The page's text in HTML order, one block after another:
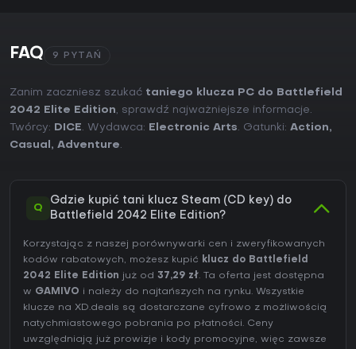
FAQ 9 PYTAŃ
Zanim zaczniesz szukać taniego klucza PC do Battlefield
2042 Elite Edition, sprawdź najważniejsze informacje.
Twórcy:
DICE. Wydawca: Electronic Arts. Gatunki: Action,
Casual , Adventure.
Q
Gdzie kupić tani klucz Steam (CD key) do
Battlefield 2042 Elite Edition?
Korzystając z naszej porównywarki cen i zweryfikowanych
kodów rabatowych, możesz kupić klucz do Battlefield
2042 Elite Edition już od 37,29 zł. Ta oferta jest dostępna
w GAMIVO i należy do najtańszych na rynku. Wszystkie
klucze na XD.deals są dostarczane cyfrowo z możliwością
natychmiastowego pobrania po płatności. Ceny
uwzględniają już prowizje i kody promocyjne, więc zawsze